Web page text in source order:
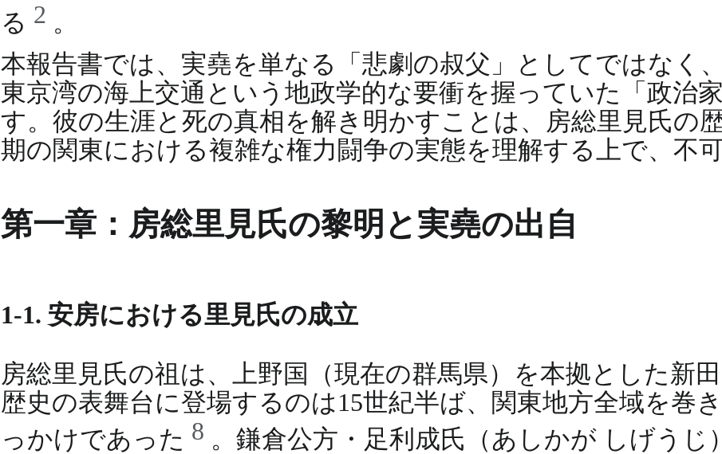
る 2 。
本報告書では、実堯を単なる「悲劇の叔父」としてではなく
東京湾の海上交通という地政学的な要衝を握っていた「政治
す。彼の生涯と死の真相を解き明かすことは、房総里見氏の
期の関東における複雑な権力闘争の実態を理解する上で、不
第一章：房総里見氏の黎明と実堯の出自
1-1. 安房における里見氏の成立
房総里見氏の祖は、上野国（現在の群馬県）を本拠とした新
歴史の表舞台に登場するのは15世紀半ば、関東地方全域を巻
っかけであった 8 。鎌倉公方・足利成氏（あしかが しげうじ